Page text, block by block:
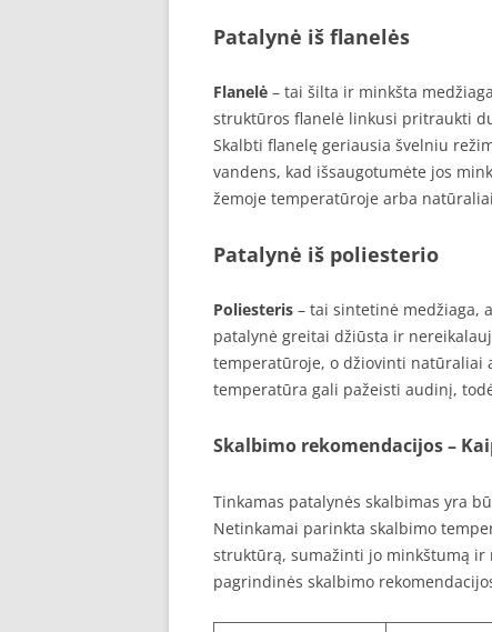
Patalynė iš flanelės
Flanelė – tai šilta ir minkšta
struktūros flanelė linkusi pritraukti
Skalbti flanelę geriausia švelniu
vandens, kad išsaugotumėte jos
žemoje temperatūroje arba
Patalynė iš poliesterio
Poliesteris – tai sintetinė medžiaga,
patalynė greitai džiūsta ir
temperatūroje, o džiovinti natūraliai
temperatūra gali pažeisti audinį,
Skalbimo rekomendacijos –
Tinkamas patalynės skalbimas yra
Netinkamai parinkta skalbimo
struktūrą, sumažinti jo minkštumą ir
pagrindinės skalbimo